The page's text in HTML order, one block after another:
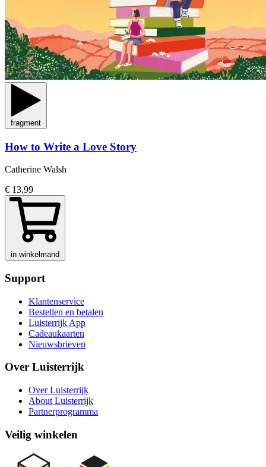
fragment
How to Write a Love Story
Catherine Walsh
€ 13,99
in winkelmand
Support
Klantenservice
Bestellen en betalen
Luisterrijk App
Cadeaukaarten
Nieuwsbrieven
Over Luisterrijk
Over Luisterrijk
About Luisterrijk
Partnerprogramma
Veilig winkelen